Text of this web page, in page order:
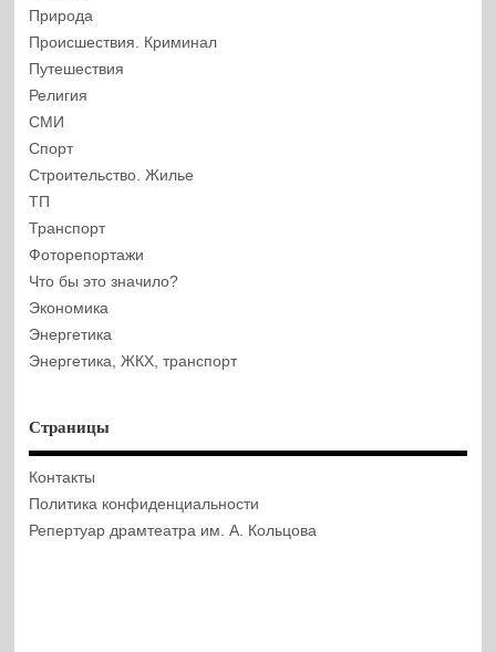
Природа
Происшествия. Криминал
Путешествия
Религия
СМИ
Спорт
Строительство. Жилье
ТП
Транспорт
Фоторепортажи
Что бы это значило?
Экономика
Энергетика
Энергетика, ЖКХ, транспорт
Страницы
Контакты
Политика конфиденциальности
Репертуар драмтеатра им. А. Кольцова